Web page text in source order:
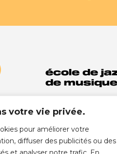
votre vie privée.
pour améliorer votre
diffuser des publicités ou des
école de
de
Rue des Côtes-
1003 Lausanne
+41 21 341 72 00
info@ejma.ch